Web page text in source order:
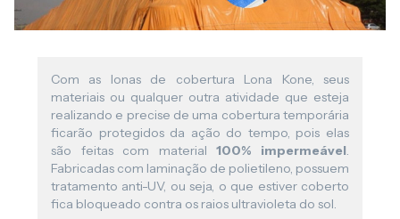
Com as lonas de cobertura Lona Kone, seus
materiais ou qualquer outra atividade que esteja
realizando e precise de uma cobertura temporária
ficarão protegidos da ação do tempo, pois elas
são feitas com material100% impermeável.
Fabricadas com laminação de polietileno, possuem
tratamento anti-UV, ou seja, o que estiver coberto
fica bloqueado contra os raios ultravioleta do sol.